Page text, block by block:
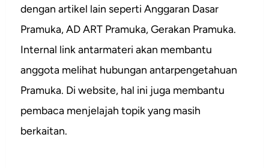
dengan artikel lain seperti Anggaran Dasar
Pramuka, AD ART Pramuka, Gerakan Pramuka.
Internal link antarmateri akan membantu
anggota melihat hubungan antarpengetahuan
Pramuka. Di website, hal ini juga membantu
pembaca menjelajah topik yang masih
berkaitan.